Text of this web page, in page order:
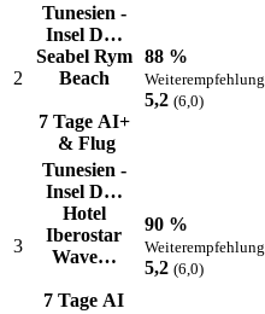
2
Tunesien -
Insel D…
Seabel Rym
Beach
7 Tage AI+
& Flug
88 %
Weiterempfehlung
5,2 (6,0)
3
Tunesien -
Insel D…
Hotel
Iberostar
Wave…
7 Tage AI
90 %
Weiterempfehlung
5,2 (6,0)